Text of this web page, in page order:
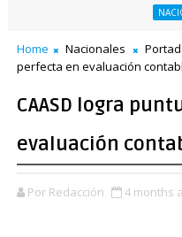
NACIONALES
en la convención del
Home Nacionales
perfecta en evaluación
CAASD logra
evaluación
Por Redacción 4 months